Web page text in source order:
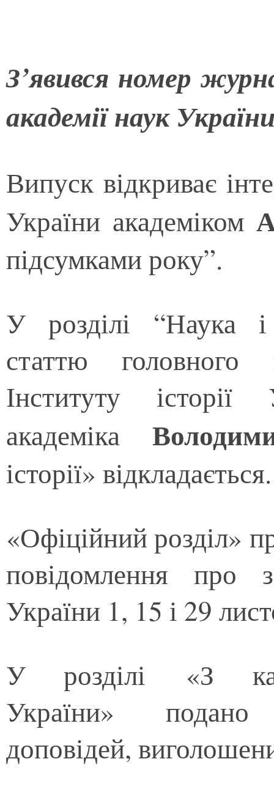
З’явився номер
академії наук
Випуск відкриває
України академіком
підсумками року”.
У розділі “Наука і
статтю головного
Інституту
академіка
історії»
«Офіційний розділ»
повідомлення про
України 1, 15 і 29
У розділі «З
України» подано
доповідей,